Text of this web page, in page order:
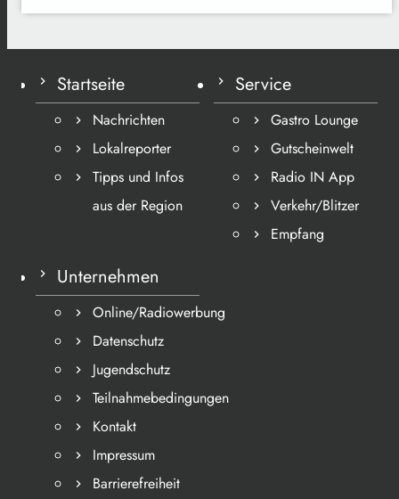
Startseite
Nachrichten
Lokalreporter
Tipps und Infos
aus der Region
Service
Gastro Lounge
Gutscheinwelt
Radio IN App
Verkehr/Blitzer
Empfang
Unternehmen
Online/Radiowerbung
Datenschutz
Jugendschutz
Teilnahmebedingungen
Kontakt
Impressum
Barrierefreiheit